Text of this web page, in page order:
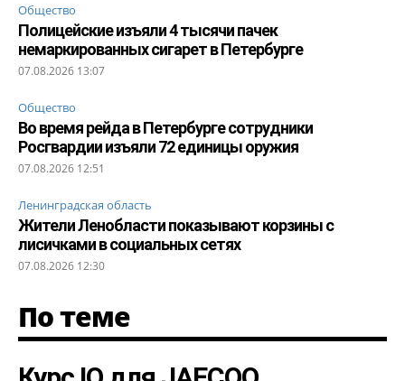
Общество
Полицейские изъяли 4 тысячи пачек
немаркированных сигарет в Петербурге
07.08.2026 13:07
Общество
Во время рейда в Петербурге сотрудники
Росгвардии изъяли 72 единицы оружия
07.08.2026 12:51
Ленинградская область
Жители Ленобласти показывают корзины с
лисичками в социальных сетях
07.08.2026 12:30
По теме